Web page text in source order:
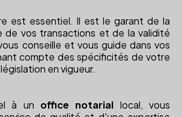
est essentiel. Il est le garant de la
de vos transactions et de la validité
conseille et vous guide dans vos
compte des spécificités de votre
en vigueur.
à un office notarial local, vous